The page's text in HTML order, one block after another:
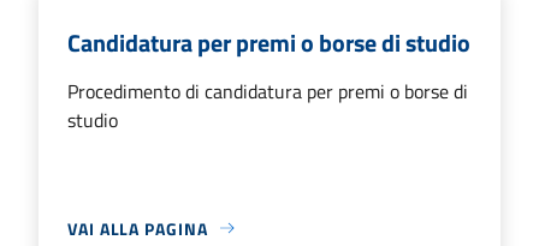
Candidatura per premi o borse di studio
Procedimento di candidatura per premi o borse di
studio
VAI ALLA PAGINA